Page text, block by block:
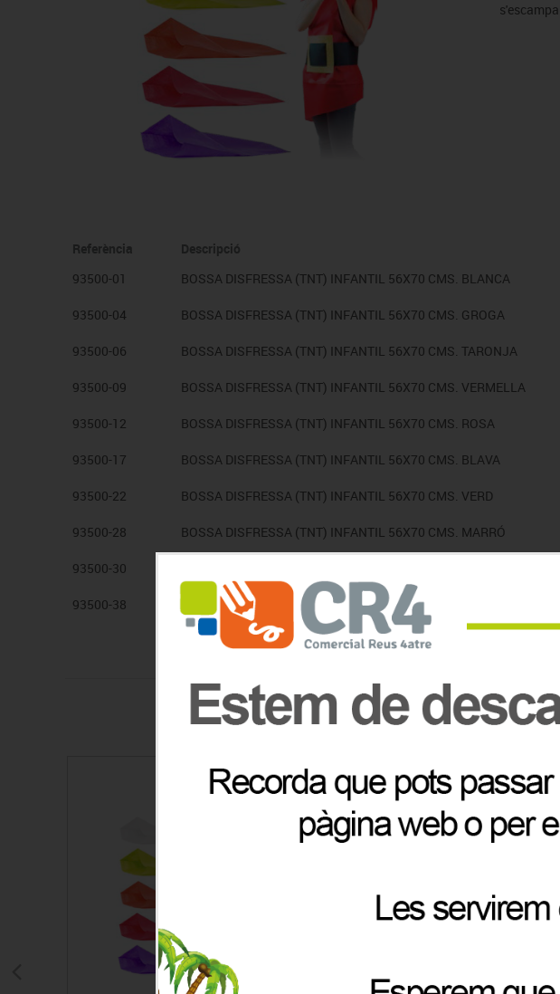
Cadires, bancs i tamborets
Referència Descripció
93500-01
BOSSA DISFRESSA (TNT) INFANTIL 56X70 CMS. BLANCA
93500-04 BOSSA DISFRESSA (TNT) INFANTIL 56X70 CMS. GROGA
93500-06 BOSSA DISFRESSA (TNT) INFANTIL 56X70 CMS. TARONJA
93500-09 BOSSA DISFRESSA (TNT) INFANTIL 56X70 CMS. VERMELLA
93500-12 BOSSA DISFRESSA (TNT) INFANTIL 56X70 CMS. ROSA
93500-17 BOSSA DISFRESSA (TNT) INFANTIL 56X70 CMS. BLAVA
93500-22 BOSSA DISFRESSA (TNT) INFANTIL 56X70 CMS. VERD
93500-28 BOSSA DISFRESSA (TNT) INFANTIL 56X70 CMS. MARRÓ
93500-30
93500-38 BOSSA DISFRESSA (TNT) INFANTIL 56X70 CMS. LILA